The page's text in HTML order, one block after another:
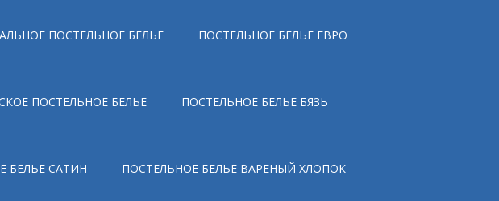
ПОСТЕЛЬНОЕ БЕЛЬЕ ПОСТЕЛЬНОЕ БЕЛЬЕ ЕВРО
ПОСТЕЛЬНОЕ БЕЛЬЕ ПОСТЕЛЬНОЕ БЕЛЬЕ БЯЗЬ
БЕЛЬЕ САТИН ПОСТЕЛЬНОЕ БЕЛЬЕ ВАРЕНЫЙ ХЛОПОК